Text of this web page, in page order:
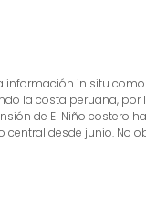
información in situ
la costa peruana, por
de El Niño costero
desde junio. No